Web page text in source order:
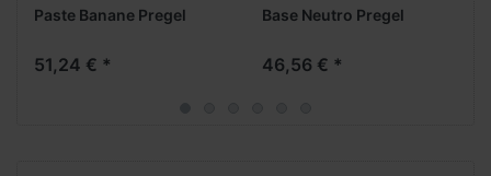
Paste Banane Pregel
51,24 € *
Base Neutro Pregel
46,56 € *